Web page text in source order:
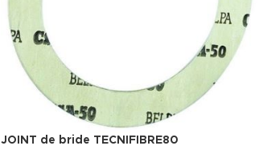
JOINT de bride TECNIFIBRE80